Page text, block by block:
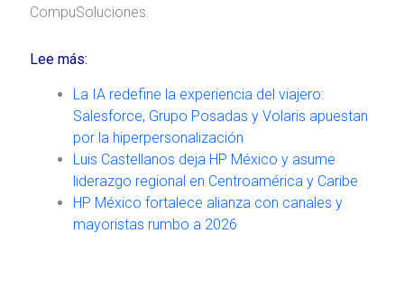
CompuSoluciones.
Lee más:
La IA redefine la experiencia del viajero:
Salesforce, Grupo Posadas y Volaris apuestan
por la hiperpersonalización
Luis Castellanos deja HP México y asume
liderazgo regional en Centroamérica y Caribe
HP México fortalece alianza con canales y
mayoristas rumbo a 2026